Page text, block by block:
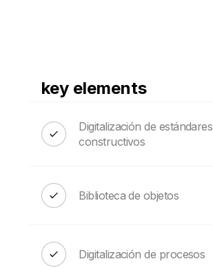
key elements
Digitalización de estándares
constructivos
Biblioteca de objetos
Digitalización de procesos